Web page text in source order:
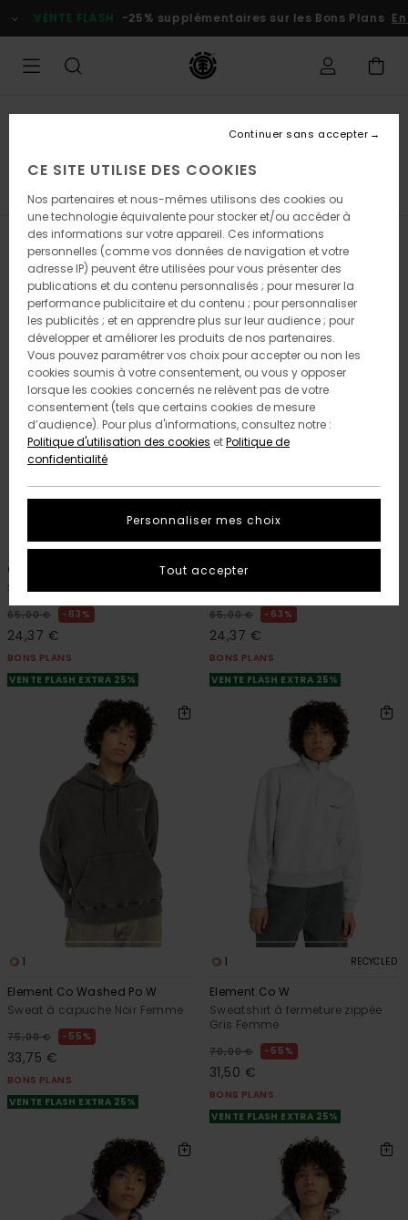
la
des
VENTE FLASH -25% supplémentaires sur les Bons Plans
& T-Shirts Sweats Pantalons Vestes
Filtrer & Trier
critères
filtrage
recherche
2 RECYCLED
Cornell 3.0
Sweat Violet Femme
65,00 € 63%
24,37 €
BONS PLANS
VENTE FLASH EXTRA 25%
2 RECYCLED
Cornell 3.0
65,00 € 63%
24,37 €
BONS PLANS
VENTE FLASH EXTRA 25%
1
Element Co Washed Po W
Sweat à capuche Noir Femme
75,00 € 55%
33,75 €
BONS PLANS
VENTE FLASH EXTRA 25%
1 RECYCLED
Element Co W
Sweatshirt à fermeture zippée
Gris Femme
70,00 € 55%
31,50 €
BONS PLANS
VENTE FLASH EXTRA 25%
CE SITE UTILISE DES COOKIES
Nos partenaires et nous-mêmes utilisons des cookies ou
une technologie équivalente pour stocker et/ou accéder à
des informations sur votre appareil. Ces informations
personnelles (comme vos données de navigation et votre
adresse IP) peuvent être utilisées pour vous présenter des
publications et du contenu personnalisés ; pour mesurer la
performance publicitaire et du contenu ; pour personnaliser
les publicités ; et en apprendre plus sur leur audience ; pour
développer et améliorer les produits de nos partenaires.
Vous pouvez paramétrer vos choix pour accepter ou non les
cookies soumis à votre consentement, ou vous y opposer
lorsque les cookies concernés ne relèvent pas de votre
consentement (tels que certains cookies de mesure
d’audience). Pour plus d'informations, consultez notre :
Politique d'utilisation des cookies etPolitique de
confidentialité
Personnaliser mes choix
Continuer sans accepter
Tout accepter